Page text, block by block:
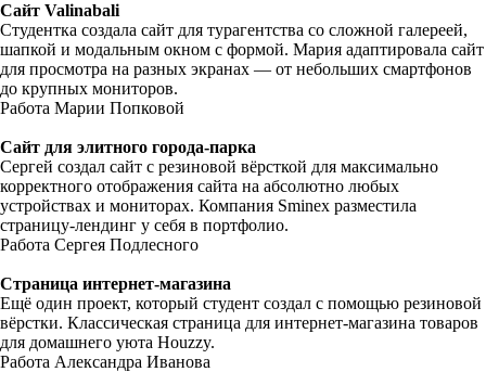
Сайт Valinabali
Студентка создала сайт для турагентства со сложной галереей,
шапкой и модальным окном с формой. Мария адаптировала сайт
для просмотра на разных экранах — от небольших смартфонов
до крупных мониторов.
Работа Марии Попковой
Сайт для элитного города-парка
Сергей создал сайт с резиновой вёрсткой для максимально
корректного отображения сайта на абсолютно любых
устройствах и мониторах. Компания Sminex разместила
страницу-лендинг у себя в портфолио.
Работа Сергея Подлесного
Страница интернет-магазина
Ещё один проект, который студент создал с помощью резиновой
вёрстки. Классическая страница для интернет-магазина товаров
для домашнего уюта Houzzy.
Работа Александра Иванова